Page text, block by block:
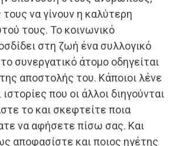
να γίνουν η καλύτερη
τους. Το κοινωνικό
στη ζωή ένα συλλογικό
συνεργατικό άτομο οδηγείται
αποστολής του. Κάποιοι λένε
που οι άλλοι διηγούνται
το και σκεφτείτε ποια
να αφήσετε πίσω σας. Και
αποφασίστε και ποιος ηγέτης